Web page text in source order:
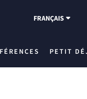
FRANÇAIS
PETIT